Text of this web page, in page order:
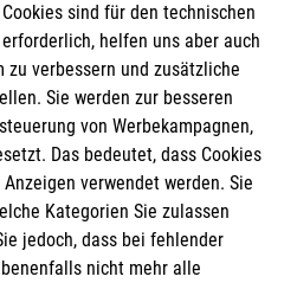
sind für den technischen
helfen uns aber auch
verbessern und zusätzliche
Sie werden zur besseren
von Werbekampagnen,
Das bedeutet, dass Cookies
verwendet werden. Sie
Kategorien Sie zulassen
jedoch, dass bei fehlender
nicht mehr alle